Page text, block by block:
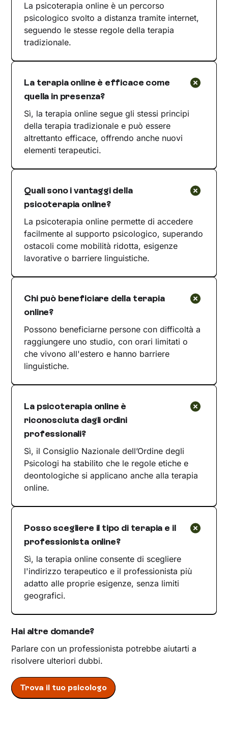
La psicoterapia online è un percorso
psicologico svolto a distanza tramite internet,
seguendo le stesse regole della terapia
tradizionale.
La terapia online è efficace come
quella in presenza?
Sì, la terapia online segue gli stessi principi
della terapia tradizionale e può essere
altrettanto efficace, offrendo anche nuovi
elementi terapeutici.
Quali sono i vantaggi della
psicoterapia online?
La psicoterapia online permette di accedere
facilmente al supporto psicologico, superando
ostacoli come mobilità ridotta, esigenze
lavorative o barriere linguistiche.
Chi può beneficiare della terapia
online?
Possono beneficiarne persone con difficoltà a
raggiungere uno studio, con orari limitati o
che vivono all'estero e hanno barriere
linguistiche.
La psicoterapia online è
riconosciuta dagli ordini
professionali?
Sì, il Consiglio Nazionale dell’Ordine degli
Psicologi ha stabilito che le regole etiche e
deontologiche si applicano anche alla terapia
online.
Posso scegliere il tipo di terapia e il
professionista online?
Sì, la terapia online consente di scegliere
l'indirizzo terapeutico e il professionista più
adatto alle proprie esigenze, senza limiti
geografici.
Hai altre domande?
Parlare con un professionista potrebbe aiutarti a
risolvere ulteriori dubbi.
Trova il tuo psicologo